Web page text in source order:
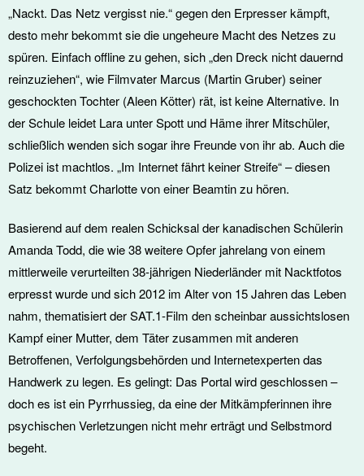
„Nackt. Das Netz vergisst nie.“ gegen den Erpresser kämpft,
desto mehr bekommt sie die ungeheure Macht des Netzes zu
spüren. Einfach offline zu gehen, sich „den Dreck nicht dauernd
reinzuziehen“, wie Filmvater Marcus (Martin Gruber) seiner
geschockten Tochter (Aleen Kötter) rät, ist keine Alternative. In
der Schule leidet Lara unter Spott und Häme ihrer Mitschüler,
schließlich wenden sich sogar ihre Freunde von ihr ab. Auch die
Polizei ist machtlos. „Im Internet fährt keiner Streife“ – diesen
Satz bekommt Charlotte von einer Beamtin zu hören.
Basierend auf dem realen Schicksal der kanadischen Schülerin
Amanda Todd, die wie 38 weitere Opfer jahrelang von einem
mittlerweile verurteilten 38-jährigen Niederländer mit Nacktfotos
erpresst wurde und sich 2012 im Alter von 15 Jahren das Leben
nahm, thematisiert der SAT.1-Film den scheinbar aussichtslosen
Kampf einer Mutter, dem Täter zusammen mit anderen
Betroffenen, Verfolgungsbehörden und Internetexperten das
Handwerk zu legen. Es gelingt: Das Portal wird geschlossen –
doch es ist ein Pyrrhussieg, da eine der Mitkämpferinnen ihre
psychischen Verletzungen nicht mehr erträgt und Selbstmord
begeht.